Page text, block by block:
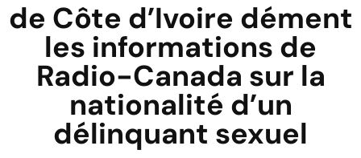
de Côte d’Ivoire dément
les informations de
Radio-Canada sur la
nationalité d’un
délinquant sexuel